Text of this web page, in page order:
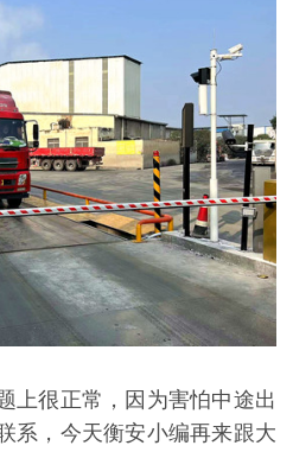
上很正常，因为害怕中途出
系，今天衡安小编再来跟大